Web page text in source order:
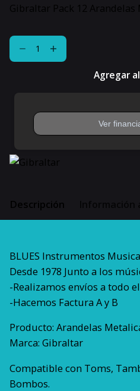
Gibraltar Pack 12 Arandelas
Gibraltar
Pack
cantidad
Agregar
Descripción
BLUES Instrumentos
Desde 1978 Junto a los
-Realizamos envíos a todo
-Hacemos Factura A y B
Producto: Arandelas
Marca: Gibraltar
Compatible con Toms,
Bombos.